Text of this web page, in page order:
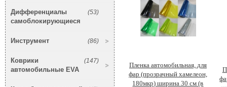
(53)
Дифференциалы
самоблокирующиеся
(86)
Инструмент
(147)
Коврики
автомобильные EVA
Пленка автомобильная, для
фар (прозрачный хамелеон,
180мкр) ширина 30 см (в